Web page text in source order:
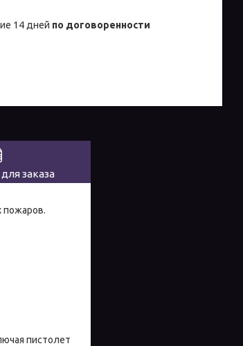
14 дней по договоренности
заказа
пожаров.
пистолет